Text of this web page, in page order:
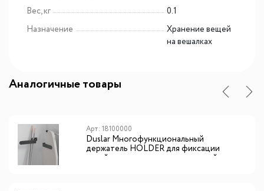
Вес, кг
0.1
Назначение
Хранение вещей
на вешалках
Аналогичные товары
Арт: 18100000
Duslar Многофункциональный
держатель HOLDER для фиксации
хозяйственных принадлежностей,